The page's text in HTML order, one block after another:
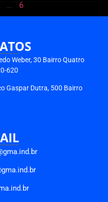
… 6
Weber, 30 Bairro Quatro
620
Gaspar Dutra, 500 Bairro